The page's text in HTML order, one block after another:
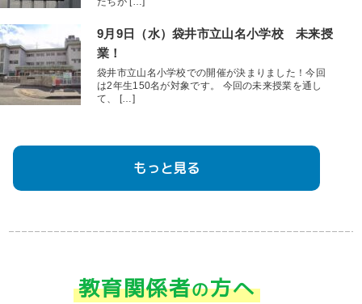
9月9日（水）袋井市立山名小学校 未来授
業！
袋井市立山名小学校での開催が決まりました！今回
は2年生150名が対象です。 今回の未来授業を通し
て、 […]
もっと見る
教育関係者の方へ